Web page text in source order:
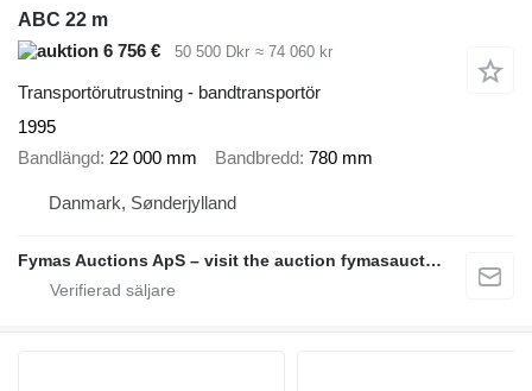
ABC 22 m
6 756 €
50 500 Dkr ≈ 74 060 kr
Transportörutrustning - bandtransportör
1995
Bandlängd 22 000 mm Bandbredd 780 mm
Danmark, Sønderjylland
Fymas Auctions ApS – visit the auction fymasauctions.dk